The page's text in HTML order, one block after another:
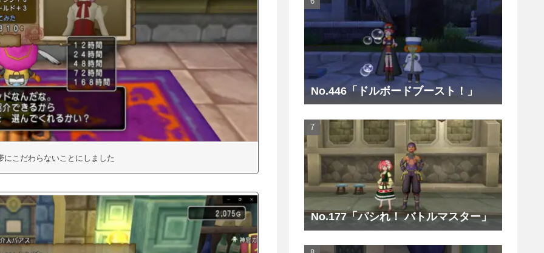
にこだわらないことにしました
No.446「ドルボードブースト！」
No.177「パシれ！ バトルマスター」